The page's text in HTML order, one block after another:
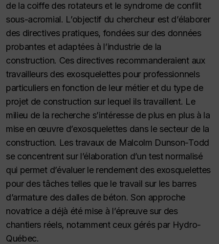
de la coiffe des rotateurs et le syndrome de conflit
sous-acromial. L’objectif du chercheur est d’élaborer
des directives pratiques, fondées sur des données
probantes et adaptées à l’industrie de la
construction. Ces directives recommanderaient aux
travailleurs des exosquelettes pour professionnels
particuliers en fonction de leur métier et du type de
projet de construction sur lequel ils travaillent. Le
milieu de la recherche s’intéresse de plus en plus à la
mise en œuvre d’exosquelettes dans le secteur de la
construction. Les travaux de Malcolm Dunson-Todd
se concentrent sur l’élaboration d’un test normalisé
qui permet d’évaluer le rendement des exosquelettes
pour des tâches telles que le travail sur les barres
d’armature des dalles de béton. Son approche
novatrice a déjà été mise à l’épreuve sur des
chantiers réels, notamment ceux gérés par Hydro-
Québec.